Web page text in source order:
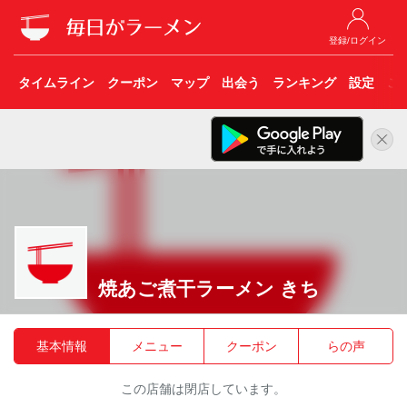
登録/ログイン
タイムライン クーポン マップ 出会う ランキング 設定 こ
焼あご煮干ラーメン きち
基本情報 メニュー クーポン らの声
この店舗は閉店しています。